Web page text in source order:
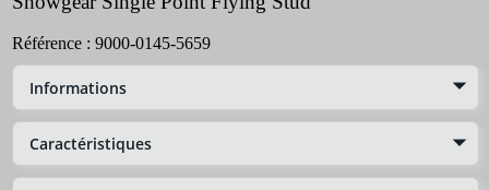
Référence : 9000-0145-5659
Informations
Caractéristiques